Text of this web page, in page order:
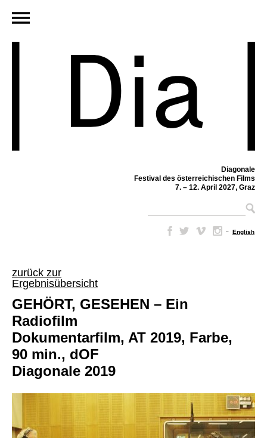
Diagonale
Festival des österreichischen Films
7. – 12. April 2027, Graz
– English
zurück zur
Ergebnisübersicht
GEHÖRT, GESEHEN – Ein
Radiofilm
Dokumentarfilm, AT 2019, Farbe,
90 min., dOF
Diagonale 2019